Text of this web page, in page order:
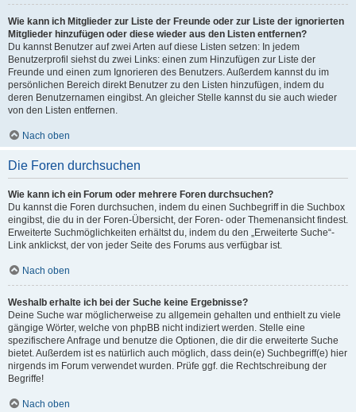
Wie kann ich Mitglieder zur Liste der Freunde oder zur Liste der ignorierten
Mitglieder hinzufügen oder diese wieder aus den Listen entfernen?
Du kannst Benutzer auf zwei Arten auf diese Listen setzen: In jedem
Benutzerprofil siehst du zwei Links: einen zum Hinzufügen zur Liste der
Freunde und einen zum Ignorieren des Benutzers. Außerdem kannst du im
persönlichen Bereich direkt Benutzer zu den Listen hinzufügen, indem du
deren Benutzernamen eingibst. An gleicher Stelle kannst du sie auch wieder
von den Listen entfernen.
Nach oben
Die Foren durchsuchen
Wie kann ich ein Forum oder mehrere Foren durchsuchen?
Du kannst die Foren durchsuchen, indem du einen Suchbegriff in die Suchbox
eingibst, die du in der Foren-Übersicht, der Foren- oder Themenansicht findest.
Erweiterte Suchmöglichkeiten erhältst du, indem du den „Erweiterte Suche“-
Link anklickst, der von jeder Seite des Forums aus verfügbar ist.
Nach oben
Weshalb erhalte ich bei der Suche keine Ergebnisse?
Deine Suche war möglicherweise zu allgemein gehalten und enthielt zu viele
gängige Wörter, welche von phpBB nicht indiziert werden. Stelle eine
spezifischere Anfrage und benutze die Optionen, die dir die erweiterte Suche
bietet. Außerdem ist es natürlich auch möglich, dass dein(e) Suchbegriff(e) hier
nirgends im Forum verwendet wurden. Prüfe ggf. die Rechtschreibung der
Begriffe!
Nach oben